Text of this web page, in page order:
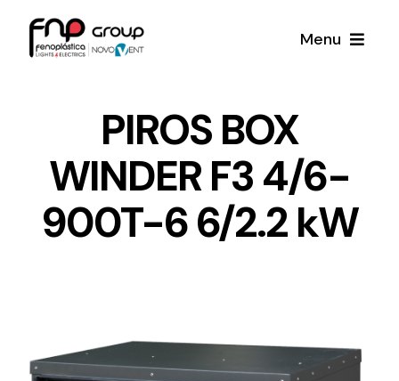
Menu
Noticias
Proyectos
PIROS BOX
WINDER F3 4/6-
900T-6 6/2.2 kW